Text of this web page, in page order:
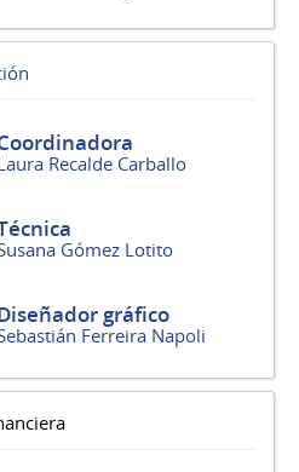
Recalde Carballo
Gómez Lotito
gráfico
Ferreira Napoli